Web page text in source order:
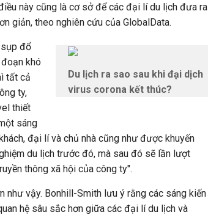
này cũng là cơ sở để các đại lí du lịch đưa ra
giản, theo nghiên cứu của GlobalData.
Du lịch ra sao sau khi đại dịch
virus corona kết thúc?
sụp đổ
khó
tất cả
ty,
thiết
sáng
đại lí và chủ nhà cũng như được khuyến
du lịch trước đó, mà sau đó sẽ lần lượt
thông xã hội của công ty".
như vậy. Bonhill-Smith lưu ý rằng các sáng kiến
hệ sâu sắc hơn giữa các đại lí du lịch và